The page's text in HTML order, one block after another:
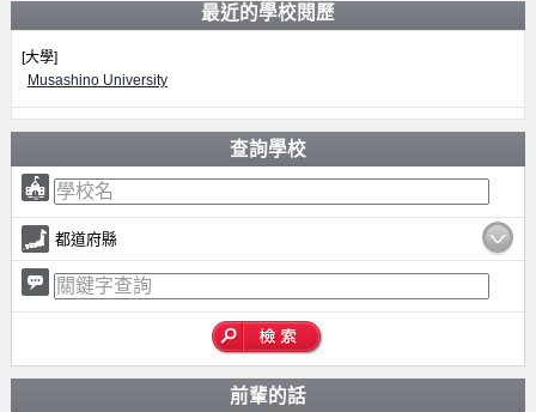
最近的學校閱歷
[大學]
Musashino University
查詢學校
都道府縣
前輩的話